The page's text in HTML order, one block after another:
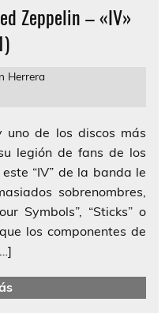
Zeppelin – «IV»
Herrera
de los discos más
legión de fans de los
“IV” de la banda le
sobrenombres,
Symbols”, “Sticks” o
los componentes de